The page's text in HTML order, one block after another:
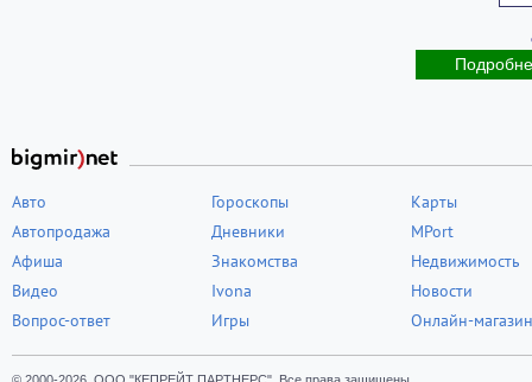
Авто
Автопродажа
Афиша
Видео
Вопрос-ответ
Гороскопы
Дневники
Знакомства
Ivona
Игры
Карты
MPort
Недвижимость
Новости
Онлайн-магазин